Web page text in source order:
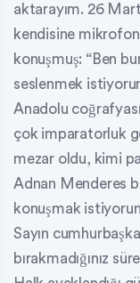
aktarayım. 26
kendisine mikrofon
konuşmuş: “Ben
seslenmek
Anadolu
çok imparatorluk
mezar oldu, kimi
Adnan Menderes
konuşmak
Sayın
bırakmadığınız